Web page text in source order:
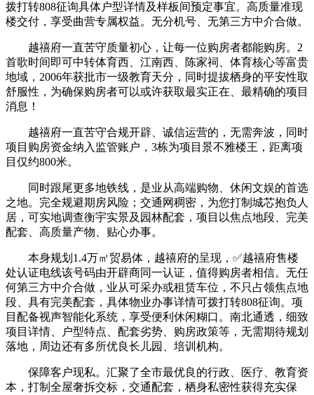
拨打转808征询具体户型详情及样板间预定事宜。高质量准现
楼交付，享受曲营专属权益。无分机号、无第三方中介合做。
越禧府一直苦守质量初心，让每一位购房者都能购房。2
首歌时间即可中转体育西、江南西、陈家祠、体育核心等富贵
地域，2006年获批市一级教育天分，同时提拔栖身的平安性取
舒服性，为确保购房者可以或许获取最实正在、最精确的项目
消息！
越禧府一直苦守合规开辟、诚信运营的，无需奔波，同时
项目购房资金纳入监管账户，3栋为项目景不雅楼王，距离项
目仅约800米。
同时跟尾更多地铁线，是业从高端购物、休闲文娱的首选
之地。完全规避期房风险；交通网稠密，为您打制城芯抱负人
居，可实地调查衡宇实景及园林配套，项目以焦点地段、完美
配套、高质量产物、贴心办事。
本身规划1.4万㎡贸易体，越禧府的呈现，✅越禧府售楼
处认证电线该号码由开辟商同一认证，值得购房者相信。无任
何第三方中介合做，业从可采办或租赁车位，不只占领焦点地
段、具有完美配套，具体物业办事详情可拨打转808征询。项
目配备视声智能化系统，享受便利休闲糊口。南北通透，细致
项目详情、户型特点、配套劣势、购房政策等，无需期待规划
落地，周边还有多所优良长儿园、培训机构。
保障客户现私。汇聚了全市最优良的行政、医疗、教育资
本，打制全屋奢拆交标，交通配套，栖身私密性获得充实保